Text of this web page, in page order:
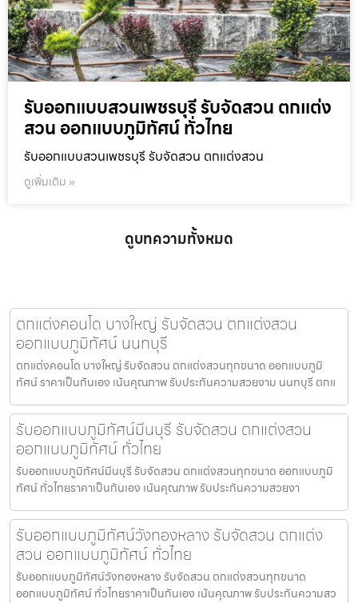
รับออกแบบสวนเพชรบุรี รับจัดสวน ตกแต่ง
สวน ออกแบบภูมิทัศน์ ทั่วไทย
รับออกแบบสวนเพชรบุรี รับจัดสวน ตกแต่งสวน
ดูเพิ่มเติม »
ดูบทความทั้งหมด
ตกแต่งคอนโด บางใหญ่ รับจัดสวน ตกแต่งสวน
ออกแบบภูมิทัศน์ นนทบุรี
ตกแต่งคอนโด บางใหญ่ รับจัดสวน ตกแต่งสวนทุกขนาด ออกแบบภูมิ
ทัศน์ ราคาเป็นกันเอง เน้นคุณภาพ รับประกันความสวยงาม นนทบุรี ตกแ
รับออกแบบภูมิทัศน์มีนบุรี รับจัดสวน ตกแต่งสวน
ออกแบบภูมิทัศน์ ทั่วไทย
รับออกแบบภูมิทัศน์มีนบุรี รับจัดสวน ตกแต่งสวนทุกขนาด ออกแบบภูมิ
ทัศน์ ทั่วไทยราคาเป็นกันเอง เน้นคุณภาพ รับประกันความสวยงา
รับออกแบบภูมิทัศน์วังทองหลาง รับจัดสวน ตกแต่ง
สวน ออกแบบภูมิทัศน์ ทั่วไทย
รับออกแบบภูมิทัศน์วังทองหลาง รับจัดสวน ตกแต่งสวนทุกขนาด
ออกแบบภูมิทัศน์ ทั่วไทยราคาเป็นกันเอง เน้นคุณภาพ รับประกันความสว